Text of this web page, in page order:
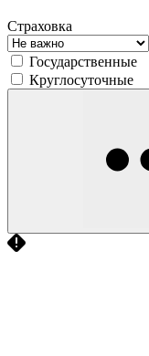
Страховка
Государственные
Круглосуточные